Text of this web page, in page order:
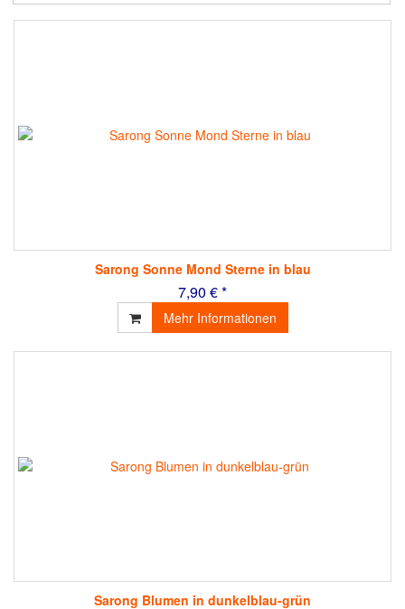
Sarong Sonne Mond Sterne in blau
7,90 € *
Mehr Informationen
Sarong Blumen in dunkelblau-grün